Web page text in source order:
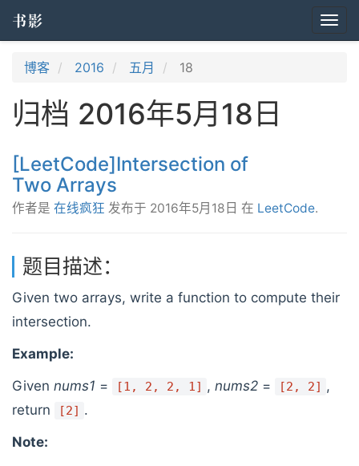
书影
博客 2016 五月 18
归档 2016年5月18日
[LeetCode]Intersection of
Two Arrays
作者是 在线疯狂 发布于 2016年5月18日 在 LeetCode.
题目描述：
Given two arrays, write a function to compute their
intersection.
Example:
Given nums1 = [1, 2, 2, 1] , nums2 = [2, 2] ,
return
[2] .
Note: